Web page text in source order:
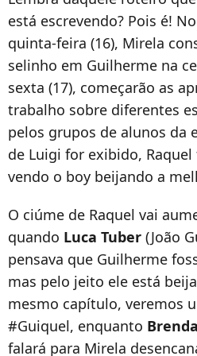
está escrevendo? Pois é!
quinta-feira (16), Mirela
selinho em Guilherme na
sexta (17), começarão as
trabalho sobre diferentes
pelos grupos de alunos da
de Luigi for exibido, Raquel
vendo o boy beijando a
O ciúme de Raquel vai
quando Luca Tuber (João
pensava que Guilherme
mas pelo jeito ele está
mesmo capítulo, veremos
#Guiquel, enquanto Brenda
falará para Mirela